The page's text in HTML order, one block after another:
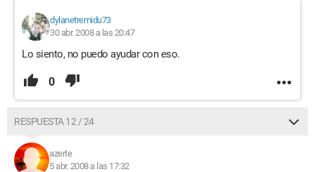
dylanetremidu73
30 abr. 2008 a las 20:47
Lo siento, no puedo ayudar con eso.
0
RESPUESTA 12 / 24
azerte
5 abr. 2008 a las 17:32